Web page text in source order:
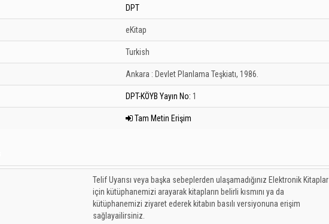
DPT
eKitap
Turkish
Ankara : Devlet Planlama Teşkiatı, 1986.
DPT-KÖYB Yayın No: 1
Tam Metin Erişim
Telif Uyarısı veya başka sebeplerden ulaşamadığınız Elektronik Kitaplar
için kütüphanemizi arayarak kitapların belirli kısmını ya da
kütüphanemizi ziyaret ederek kitabın basılı versiyonuna erişim
sağlayailirsiniz.